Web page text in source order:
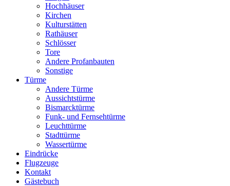
Hochhäuser
Kirchen
Kulturstätten
Rathäuser
Schlösser
Tore
Andere Profanbauten
Sonstige
Türme
Andere Türme
Aussichtstürme
Bismarcktürme
Funk- und Fernsehtürme
Leuchttürme
Stadttürme
Wassertürme
Eindrücke
Flugzeuge
Kontakt
Gästebuch